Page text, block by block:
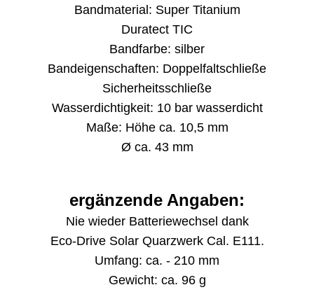
Bandmaterial: Super Titanium
Duratect TIC
Bandfarbe: silber
Bandeigenschaften: Doppelfaltschließe
Sicherheitsschließe
Wasserdichtigkeit: 10 bar wasserdicht
Maße: Höhe ca. 10,5 mm
Ø ca. 43 mm
ergänzende Angaben:
Nie wieder Batteriewechsel dank
Eco-Drive Solar Quarzwerk Cal. E111.
Umfang: ca. - 210 mm
Gewicht: ca. 96 g